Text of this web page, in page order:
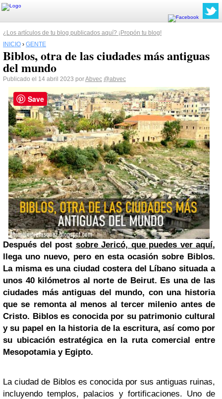
¿Los artículos de tu blog publicados aquí? ¡Propón tu blog!
INICIO › GENTE
Biblos, otra de las ciudades más antiguas
del mundo
Publicado el 14 abril 2023 porAbvec @abvec
Después del post sobre Jericó, que puedes ver aquí,
llega uno nuevo, pero en esta ocasión sobre Biblos.
La misma es una ciudad costera del Líbano situada a
unos 40 kilómetros al norte de Beirut. Es una de las
ciudades más antiguas del mundo, con una historia
que se remonta al menos al tercer milenio antes de
Cristo. Biblos es conocida por su patrimonio cultural
y su papel en la historia de la escritura, así como por
su ubicación estratégica en la ruta comercial entre
Mesopotamia y Egipto.
La ciudad de Biblos es conocida por sus antiguas ruinas,
incluyendo templos, palacios y fortificaciones. Uno de
Save